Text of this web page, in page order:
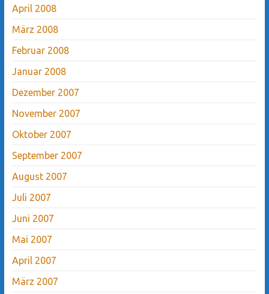
April 2008
März 2008
Februar 2008
Januar 2008
Dezember 2007
November 2007
Oktober 2007
September 2007
August 2007
Juli 2007
Juni 2007
Mai 2007
April 2007
März 2007